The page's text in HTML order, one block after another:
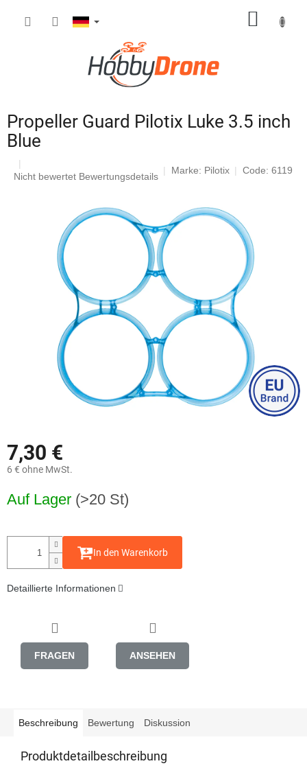
Propeller Guard Pilotix Luke 3.5 inch
Blue
Die
Nicht bewertet Bewertungsdetails
Marke: Pilotix Code: 6119
7,30 €
6 € ohne MwSt.
Auf Lager (>20 St)
In den Warenkorb
Detaillierte Informationen
FRAGEN ANSEHEN
Beschreibung Bewertung Diskussion
Produktdetailbeschreibung